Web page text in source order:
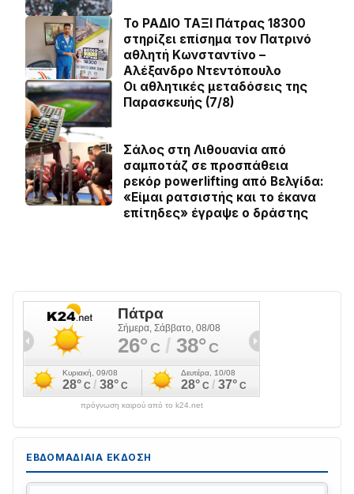
Το ΡΑΔΙΟ ΤΑΞΙ Πάτρας 18300
στηρίζει επίσημα τον Πατρινό
αθλητή Κωνσταντίνο –
Αλέξανδρο Ντεντόπουλο
Οι αθλητικές μεταδόσεις της
Παρασκευής (7/8)
Σάλος στη Λιθουανία από
σαμποτάζ σε προσπάθεια
ρεκόρ powerlifting από Βελγίδα:
«Είμαι ρατσιστής και το έκανα
επίτηδες» έγραψε ο δράστης
πρόγνωση καιρού από το k24.net